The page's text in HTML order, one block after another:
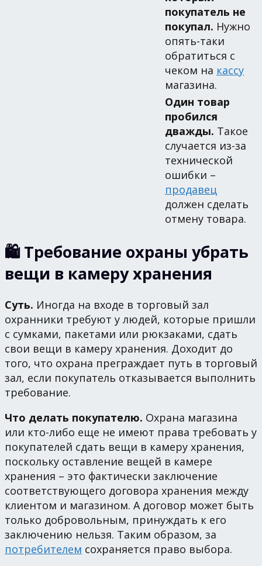
покупатель не
покупал. Нужно
опять-таки
обратиться с
чеком на кассу
магазина.
Один товар
пробился
дважды. Такое
случается из-за
технической
ошибки –
продавец
должен сделать
отмену товара.
🛍 Требование охраны убрать
вещи в камеру хранения
Суть. Иногда на входе в торговый зал
охранники требуют у людей, которые пришли
с сумками, пакетами или рюкзаками, сдать
свои вещи в камеру хранения. Доходит до
того, что охрана преграждает путь в торговый
зал, если покупатель отказывается выполнить
требование.
Что делать покупателю. Охрана магазина
или кто-либо еще не имеют права требовать у
покупателей сдать вещи в камеру хранения,
поскольку оставление вещей в камере
хранения – это фактически заключение
соответствующего договора хранения между
клиентом и магазином. А договор может быть
только добровольным, принуждать к его
заключению нельзя. Таким образом, за
потребителем сохраняется право выбора.